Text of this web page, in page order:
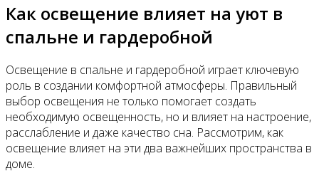
Как освещение влияет на уют в
спальне и гардеробной
Освещение в спальне и гардеробной играет ключевую
роль в создании комфортной атмосферы. Правильный
выбор освещения не только помогает создать
необходимую освещенность, но и влияет на настроение,
расслабление и даже качество сна. Рассмотрим, как
освещение влияет на эти два важнейших пространства в
доме.